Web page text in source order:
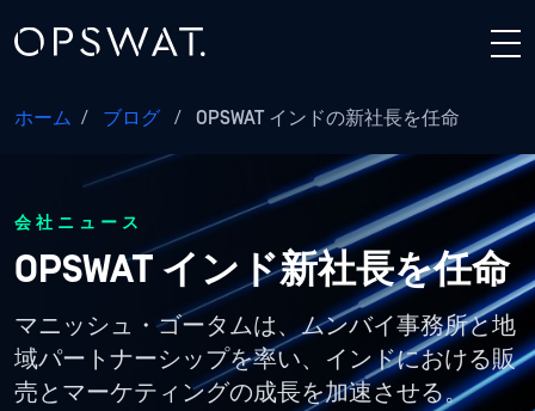
ホーム / ブログ / OPSWAT インドの新社長を任命
会社ニュース
OPSWAT インド新社長を任命
マニッシュ・ゴータムは、ムンバイ事務所と地
域パートナーシップを率い、インドにおける販
売とマーケティングの成長を加速させる。